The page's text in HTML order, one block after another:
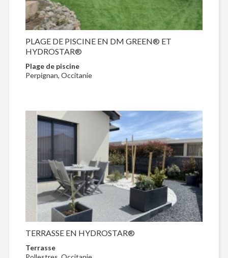
PLAGE DE PISCINE EN DM GREEN® ET
HYDROSTAR®
Plage de piscine
Perpignan, Occitanie
TERRASSE EN HYDROSTAR®
Terrasse